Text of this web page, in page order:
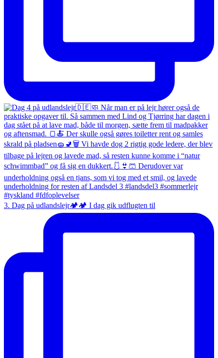
3. Dag på udlandslejr🏕️🏕️ I dag gik udflugten til